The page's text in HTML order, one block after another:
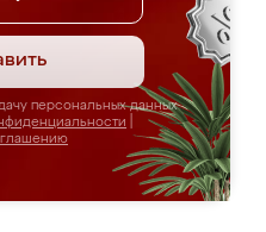
персональных данных